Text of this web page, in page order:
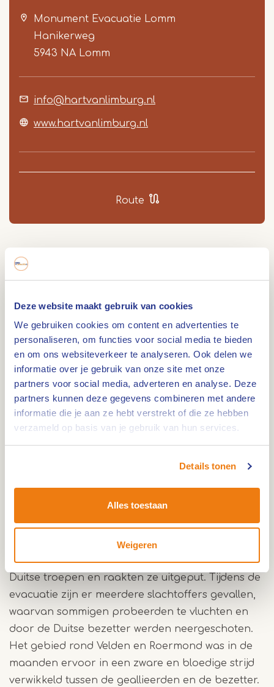
Deze website maakt gebruik van cookies
We gebruiken cookies om content en advertenties te
personaliseren, om functies voor social media te bieden
en om ons websiteverkeer te analyseren. Ook delen we
informatie over je gebruik van onze site met onze
partners voor social media, adverteren en analyse. Deze
partners kunnen deze gegevens combineren met andere
informatie die je aan ze hebt verstrekt of die ze hebben
verzameld op basis van je gebruik van hun services.
Details tonen
Alles toestaan
Weigeren
Monument Evacuatie Lomm
Hanikerweg
5943 NA Lomm
info@hartvanlimburg.nl
www.hartvanlimburg.nl
Route
Het monument genaamd Evacuatie dient als
herinnering aan de volledige evacuatie van de
van Lomm. Het kruis is opgericht als
dankbetuiging voor de veilige terugkeer van de
inwoners en ter ere van de bevrijding van Lomm.
Monument Evacuatie Lomm
Tijdens de Tweede Wereldoorlog werden de
inwoners van het Limburgse Velden gedwongen
om te evacueren door de Duitse bezetter. Op 13
noorden van het land zouden worden gebracht.
De meeste inwoners werden door de Grüne
Polizei uit hun huizen en noodverblijven gehaald
en moesten te voet naar Duitsland lopen. Tijdens
de tocht werden ze opgejaagd en beroofd door
Duitse troepen en raakten ze uitgeput. Tijdens de
evacuatie zijn er meerdere slachtoffers gevallen,
waarvan sommigen probeerden te vluchten en
door de Duitse bezetter werden neergeschoten.
Het gebied rond Velden en Roermond was in de
maanden ervoor in een zware en bloedige strijd
verwikkeld tussen de geallieerden en de bezetter.